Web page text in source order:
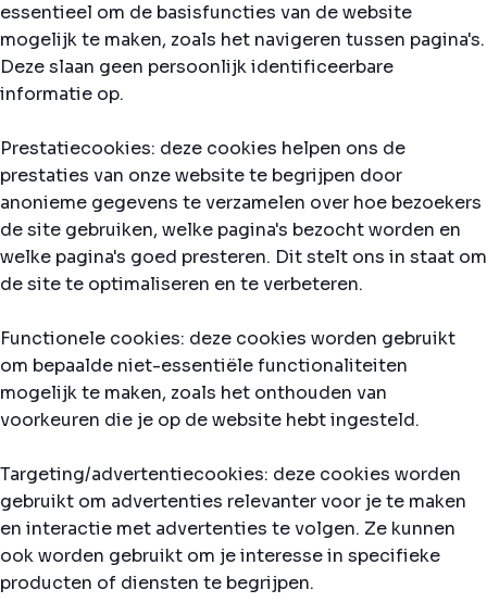
essentieel om de basisfuncties van de website
mogelijk te maken, zoals het navigeren tussen pagina's.
Deze slaan geen persoonlijk identificeerbare
informatie op.
Prestatiecookies: deze cookies helpen ons de
prestaties van onze website te begrijpen door
anonieme gegevens te verzamelen over hoe bezoekers
de site gebruiken, welke pagina's bezocht worden en
welke pagina's goed presteren. Dit stelt ons in staat om
de site te optimaliseren en te verbeteren.
Functionele cookies: deze cookies worden gebruikt
om bepaalde niet-essentiële functionaliteiten
mogelijk te maken, zoals het onthouden van
voorkeuren die je op de website hebt ingesteld.
Targeting/advertentiecookies: deze cookies worden
gebruikt om advertenties relevanter voor je te maken
en interactie met advertenties te volgen. Ze kunnen
ook worden gebruikt om je interesse in specifieke
producten of diensten te begrijpen.